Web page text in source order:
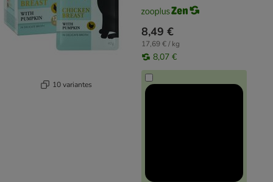
10 variantes
8,49 €
17,69 € / kg
8,07 €